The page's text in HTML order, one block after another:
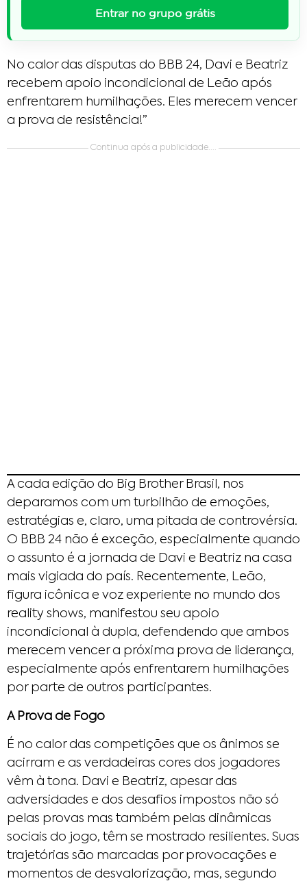
Entrar no grupo grátis
No calor das disputas do BBB 24, Davi e Beatriz
recebem apoio incondicional de Leão após
enfrentarem humilhações. Eles merecem vencer
a prova de resistência!”
Continua após a publicidade....
A cada edição do Big Brother Brasil, nos
deparamos com um turbilhão de emoções,
estratégias e, claro, uma pitada de controvérsia.
O BBB 24 não é exceção, especialmente quando
o assunto é a jornada de Davi e Beatriz na casa
mais vigiada do país. Recentemente, Leão,
figura icônica e voz experiente no mundo dos
reality shows, manifestou seu apoio
incondicional à dupla, defendendo que ambos
merecem vencer a próxima prova de liderança,
especialmente após enfrentarem humilhações
por parte de outros participantes.
A Prova de Fogo
É no calor das competições que os ânimos se
acirram e as verdadeiras cores dos jogadores
vêm à tona. Davi e Beatriz, apesar das
adversidades e dos desafios impostos não só
pelas provas mas também pelas dinâmicas
sociais do jogo, têm se mostrado resilientes. Suas
trajetórias são marcadas por provocações e
momentos de desvalorização, mas, segundo